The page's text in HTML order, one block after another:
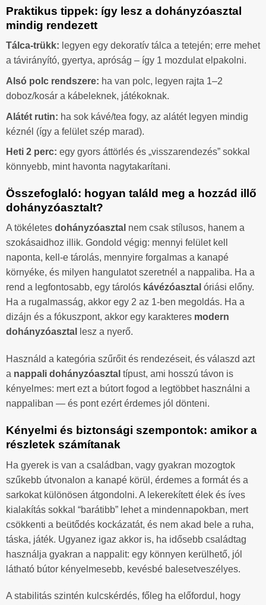
Praktikus tippek: így lesz a dohányzóasztal
mindig rendezett
Tálca-trükk: legyen egy dekoratív tálca a tetején; erre mehet
a távirányító, gyertya, apróság – így 1 mozdulat elpakolni.
Alsó polc rendszere: ha van polc, legyen rajta 1–2
doboz/kosár a kábeleknek, játékoknak.
Alátét rutin: ha sok kávé/tea fogy, az alátét legyen mindig
kéznél (így a felület szép marad).
Heti 2 perc: egy gyors áttörlés és „visszarendezés” sokkal
könnyebb, mint havonta nagytakarítani.
Összefoglaló: hogyan találd meg a hozzád illő
dohányzóasztalt?
A tökéletes dohányzóasztal nem csak stílusos, hanem a
szokásaidhoz illik. Gondold végig: mennyi felület kell
naponta, kell-e tárolás, mennyire forgalmas a kanapé
környéke, és milyen hangulatot szeretnél a nappaliba. Ha a
rend a legfontosabb, egy tárolós kávézóasztal óriási előny.
Ha a rugalmasság, akkor egy 2 az 1-ben megoldás. Ha a
dizájn és a fókuszpont, akkor egy karakteres modern
dohányzóasztal
lesz a nyerő.
Használd a kategória szűrőit és rendezéseit, és válaszd azt
a nappali dohányzóasztal típust, ami hosszú távon is
kényelmes: mert ezt a bútort fogod a legtöbbet használni a
nappaliban — és pont ezért érdemes jól dönteni.
Kényelmi és biztonsági szempontok: amikor a
részletek számítanak
Ha gyerek is van a családban, vagy gyakran mozogtok
szűkebb útvonalon a kanapé körül, érdemes a formát és a
sarkokat különösen átgondolni. A lekerekített élek és íves
kialakítás sokkal “barátibb” lehet a mindennapokban, mert
csökkenti a beütődés kockázatát, és nem akad bele a ruha,
táska, játék. Ugyanez igaz akkor is, ha idősebb családtag
használja gyakran a nappalit: egy könnyen kerülhető, jól
látható bútor kényelmesebb, kevésbé balesetveszélyes.
A stabilitás szintén kulcskérdés, főleg ha előfordul, hogy